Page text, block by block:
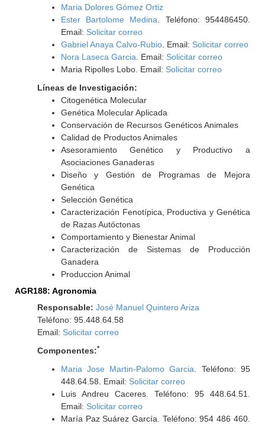
Maria Dolores Gómez Ortiz
Ester Bartolome Medina . Teléfono: 954486450.
Email: Solicitar correo
Gabriel Anaya Calvo-Rubio. Email: Solicitar correo
Nora Laseca Garcia . Email: Solicitar correo
Maria Ripolles Lobo. Email: Solicitar correo
Líneas de Investigación:
Citogenética Molecular
Genética Molecular Aplicada
Conservación de Recursos Genéticos Animales
Calidad de Productos Animales
Asesoramiento Genético y Productivo a
Asociaciones Ganaderas
Diseño y Gestión de Programas de Mejora
Genética
Selección Genética
Caracterización Fenotípica, Productiva y Genética
de Razas Autóctonas
Comportamiento y Bienestar Animal
Caracterización de Sistemas de Producción
Ganadera
Produccion Animal
AGR188: Agronomia
Responsable: José Manuel Quintero Ariza
Teléfono: 95.448.64.58
Email: Solicitar correo
Componentes:*
Maria Jose Martin-Palomo Garcia . Teléfono: 95
448.64.58. Email: Solicitar correo
Luis Andreu Caceres. Teléfono: 95 448.64.51.
Email: Solicitar correo
María Paz Suárez García. Teléfono: 954 486 460.